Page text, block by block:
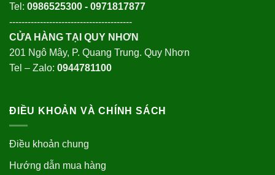
Tel: 0986525300 - 0971817877
----------------------------------------
CỬA HÀNG TẠI QUY NHƠN
201 Ngô Mây, P. Quang Trung. Quy Nhơn
Tel – Zalo: 0944781100
ĐIỀU KHOẢN VÀ CHÍNH SÁCH
Điều khoản chung
Hướng dẫn mua hàng